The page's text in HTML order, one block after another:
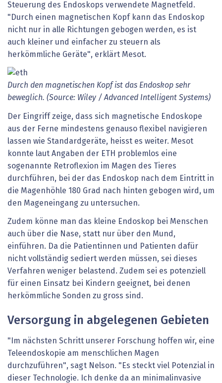
Steuerung des Endoskops verwendete Magnetfeld.
"Durch einen magnetischen Kopf kann das Endoskop
nicht nur in alle Richtungen gebogen werden, es ist
auch kleiner und einfacher zu steuern als
herkömmliche Geräte", erklärt Mesot.
Durch den magnetischen Kopf ist das Endoskop sehr
beweglich. (Source: Wiley / Advanced Intelligent Systems)
Der Eingriff zeige, dass sich magnetische Endoskope
aus der Ferne mindestens genauso flexibel navigieren
lassen wie Standardgeräte, heisst es weiter. Mesot
konnte laut Angaben der ETH problemlos eine
sogenannte Retroflexion im Magen des Tieres
durchführen, bei der das Endoskop nach dem Eintritt in
die Magenhöhle 180 Grad nach hinten gebogen wird, um
den Mageneingang zu untersuchen.
Zudem könne man das kleine Endoskop bei Menschen
auch über die Nase, statt nur über den Mund,
einführen. Da die Patientinnen und Patienten dafür
nicht vollständig sediert werden müssen, sei dieses
Verfahren weniger belastend. Zudem sei es potenziell
für einen Einsatz bei Kindern geeignet, bei denen
herkömmliche Sonden zu gross sind.
Versorgung in abgelegenen Gebieten
"Im nächsten Schritt unserer Forschung hoffen wir, eine
Teleendoskopie am menschlichen Magen
durchzuführen", sagt Nelson. "Es steckt viel Potenzial in
dieser Technologie. Ich denke da an minimalinvasive